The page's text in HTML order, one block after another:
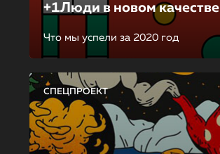
+1Люди в новом качестве
Что мы успели за 2020 год
СПЕЦПРОЕКТ